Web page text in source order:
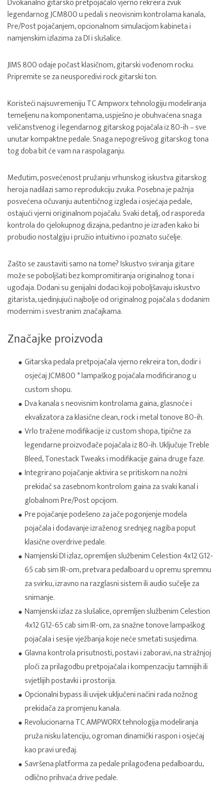
Dvokanalno gitarsko pretpojačalo vjerno rekreira zvuk
legendarnog JCM800 u pedali s neovisnim kontrolama kanala,
Pre/Post pojačanjem, opcionalnom simulacijom kabineta i
namjenskim izlazima za DI i slušalice.
JIMS 800 odaje počast klasičnom, gitarski vođenom rocku.
Pripremite se za neusporedivi rock gitarski ton.
Koristeći najsuvremeniju TC Ampworx tehnologiju modeliranja
temeljenu na komponentama, uspješno je obuhvaćena snaga
veličanstvenog i legendarnog gitarskog pojačala iz 80-ih – sve
unutar kompaktne pedale. Snaga nepogrešivog gitarskog tona
tog doba bit će vam na raspolaganju.
Međutim, posvećenost pružanju vrhunskog iskustva gitarskog
heroja nadilazi samo reprodukciju zvuka. Posebna je pažnja
posvećena očuvanju autentičnog izgleda i osjećaja pedale,
ostajući vjerni originalnom pojačalu. Svaki detalj, od rasporeda
kontrola do cjelokupnog dizajna, pedantno je izrađen kako bi
probudio nostalgiju i pružio intuitivno i poznato sučelje.
Zašto se zaustaviti samo na tome? Iskustvo sviranja gitare
može se poboljšati bez kompromitiranja originalnog tona i
ugođaja. Dodani su genijalni dodaci koji poboljšavaju iskustvo
gitarista, ujedinjujući najbolje od originalnog pojačala s dodanim
modernim i svestranim značajkama.
Značajke proizvoda
Gitarska pedala pretpojačala vjerno rekreira ton, dodir i
osjećaj JCM800 * lampaškog pojačala modificiranog u
custom shopu.
Dva kanala s neovisnim kontrolama gaina, glasnoće i
ekvalizatora za klasične clean, rock i metal tonove 80-ih.
Vrlo tražene modifikacije iz custom shopa, tipične za
legendarne proizvođače pojačala iz 80-ih. Uključuje Treble
Bleed, Tonestack Tweaks i modifikacije gaina druge faze.
Integrirano pojačanje aktivira se pritiskom na nožni
prekidač sa zasebnom kontrolom gaina za svaki kanal i
globalnom Pre/Post opcijom.
Pre pojačanje podešeno za jače pogonjenje modela
pojačala i dodavanje izraženog srednjeg nagiba poput
klasične overdrive pedale.
Namjenski DI izlaz, opremljen službenim Celestion 4x12 G12-
65 cab sim IR-om, pretvara pedalboard u opremu spremnu
za svirku, izravno na razglasni sistem ili audio sučelje za
snimanje.
Namjenski izlaz za slušalice, opremljen službenim Celestion
4x12 G12-65 cab sim IR-om, za snažne tonove lampaškog
pojačala i sesije vježbanja koje neće smetati susjedima.
Glavna kontrola prisutnosti, postavi i zaboravi, na stražnjoj
ploči za prilagodbu pretpojačala i kompenzaciju tamnijih ili
svjetlijih postavki i prostorija.
Opcionalni bypass ili uvijek uključeni načini rada nožnog
prekidača za promjenu kanala.
Revolucionarna TC AMPWORX tehnologija modeliranja
pruža nisku latenciju, ogroman dinamički raspon i osjećaj
kao pravi uređaj.
Savršena platforma za pedale prilagođena pedalboardu,
odlično prihvaća drive pedale.